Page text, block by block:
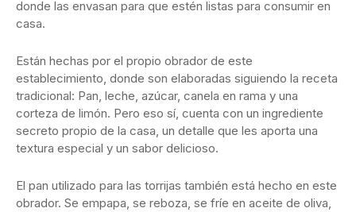
donde las envasan para que estén listas para consumir en
casa.
Están hechas por el propio obrador de este
establecimiento, donde son elaboradas siguiendo la receta
tradicional: Pan, leche, azúcar, canela en rama y una
corteza de limón. Pero eso sí, cuenta con un ingrediente
secreto propio de la casa, un detalle que les aporta una
textura especial y un sabor delicioso.
El pan utilizado para las torrijas también está hecho en este
obrador. Se empapa, se reboza, se fríe en aceite de oliva,